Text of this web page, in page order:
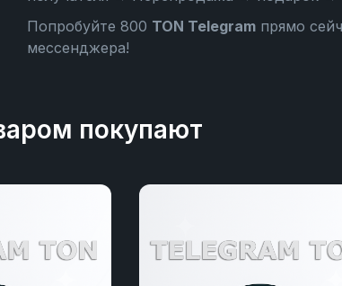
Попробуйте 800 TON Telegramпрямо
мессенджера!
покупают